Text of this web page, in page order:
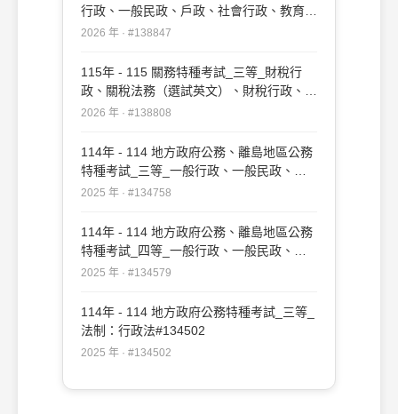
行政、一般民政、戶政、社會行政、教育行
政：行政法概要#138847
2026 年 · #138847
115年 - 115 關務特種考試_三等_財稅行
政、關稅法務（選試英文）、財稅行政、關
稅法務（選試日文）：行政法#138808
2026 年 · #138808
114年 - 114 地方政府公務、離島地區公務
特種考試_三等_一般行政、一般民政、戶
政、原住民族行政、社會行政、勞工行政、
政、農業行政：行政法#134758
2025 年 · #134758
114年 - 114 地方政府公務、離島地區公務
特種考試_四等_一般行政、一般民政、客
家事務行政、戶政、原住民族行政、社會行
行政、法律廉政、財經廉政：行政法概要
#134579
2025 年 · #134579
114年 - 114 地方政府公務特種考試_三等_
法制：行政法#134502
2025 年 · #134502